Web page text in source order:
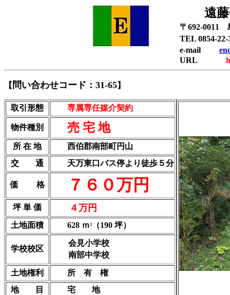
遠藤
〒692-0011
TEL 0854-
e-mail
URL
【 問い合わせコード：31-65】
取引形態 専属専任媒介契約
物件種別 売 宅 地
所 在 地
西伯郡南部町円山
交 通
天万東口バス停より徒歩５分
価 格 ７６０万円
坪 単 価 ４万円
土地面積 628 ｍ2 （190 坪）
学校校区
会見小学校
南部中学校
土地権利
所 有 権
地 目
宅 地